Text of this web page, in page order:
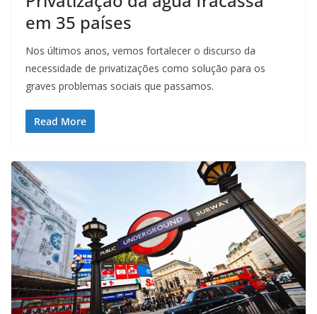
em 35 países
Nos últimos anos, vemos fortalecer o discurso da
necessidade de privatizações como solução para os
graves problemas sociais que passamos.
Read More